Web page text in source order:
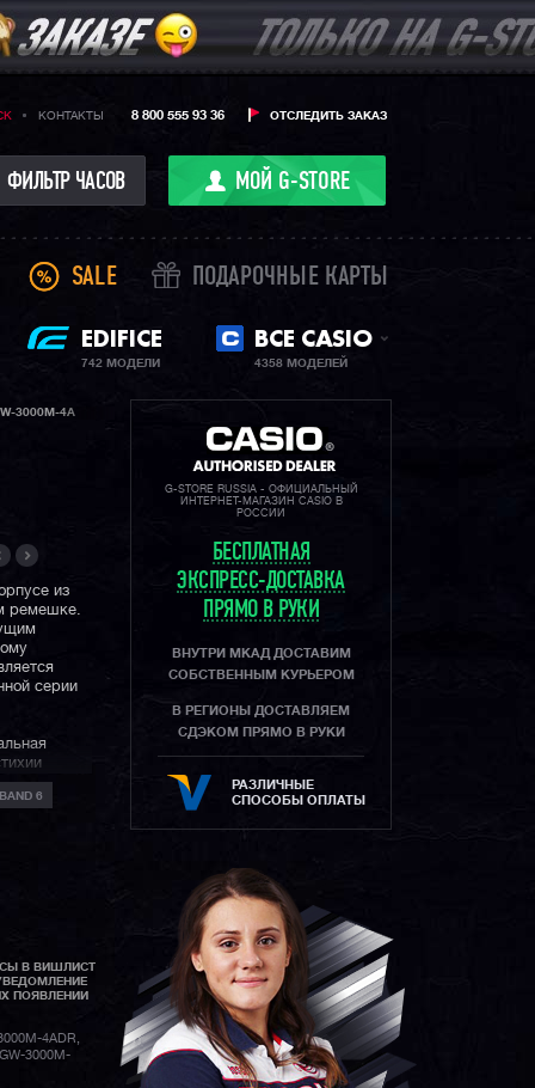
КОНТАКТЫ ОТСЛЕДИТЬ ЗАКАЗ
8 800 555 93 36
ФИЛЬТР ЧАСОВ МОЙ G-STORE
SALE ПОДАРОЧНЫЕ КАРТЫ
EDIFICE
742 МОДЕЛИ
ВСЕ CASIO
4358 МОДЕЛЕЙ
3000M-4A
из
ремешке.
серии
GA-
и свежие
6
В ВИШЛИСТ
ПОЯВЛЕНИИ
4ADR,
3000M-
G-STORE RUSSIA - ОФИЦИАЛЬНЫЙ
ИНТЕРНЕТ-МАГАЗИН CASIO В
РОССИИ
БЕСПЛАТНАЯ
ЭКСПРЕСС-ДОСТАВКА
ПРЯМО В РУКИ
ВНУТРИ МКАД ДОСТАВИМ
СОБСТВЕННЫМ КУРЬЕРОМ
В РЕГИОНЫ ДОСТАВЛЯЕМ
СДЭКОМ ПРЯМО В РУКИ
РАЗЛИЧНЫЕ
СПОСОБЫ ОПЛАТЫ